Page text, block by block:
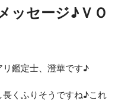
ッセージ♪ＶＯ
リ鑑定士、澄華です♪
くふりそうですね♪これ